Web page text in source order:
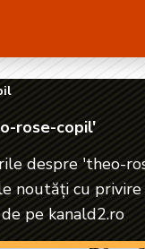
copil'| kanald2.ro
rose-copil'
despre 'theo-
noutăți cu
pe kanald2.ro